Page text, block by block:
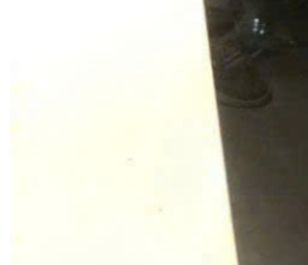
Đá Ốp Thang Máy
Đá Ốp Bàn Bếp Nhân
Đá Ốp Bếp Tự Nhiên
Tranh Đá Granite Đối
Tranh Đá Marble Đối
Tranh Đá Sơn Thủy
Tranh Đá Thạch Anh
Tranh Đá Xuyên Sáng
Vách Tivi ỐP Đá Cao